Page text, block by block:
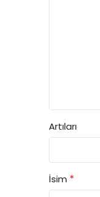
Artıları
İsim *